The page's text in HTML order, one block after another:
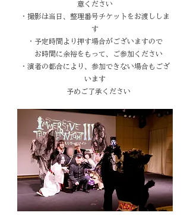
意ください
・撮影は当日、整理番号チケットをお渡ししま
す
・予定時間より押す場合がございますので
お時間に余裕をもって、ご参加ください
・演者の都合により、参加できない場合もござ
います
予めご了承ください